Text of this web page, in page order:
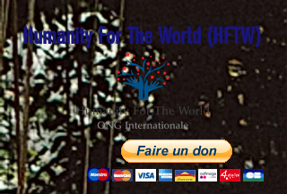
Humanity For The World (HFTW)